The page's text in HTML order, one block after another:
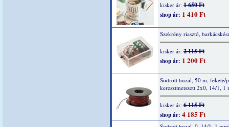
kisker ár: 1 650 Ft
shop ár: 1 410 Ft
Szekrény riasztó,
kisker ár: 2 115 Ft
shop ár: 1 200 Ft
Sodrott huzal, 50 m, fekete/
keresztmetszett 2x0, 14/1, 1
kisker ár: 6 115 Ft
shop ár: 4 185 Ft